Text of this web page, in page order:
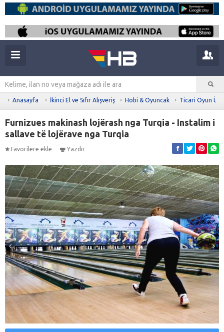
Anasayfa İkinci El ve Sıfır Alışveriş Hobi & Oyuncak Ticari Oyun
Furnizues makinash lojërash nga Turqia - Instalim i
sallave të lojërave nga Turqia
Favorilere ekle Yazdır